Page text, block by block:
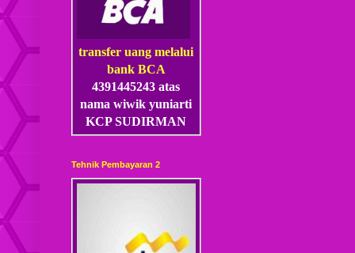
transfer uang melalui
bank BCA
4391445243 atas
nama wiwik yuniarti
KCP SUDIRMAN
Tehnik Pembayaran 2